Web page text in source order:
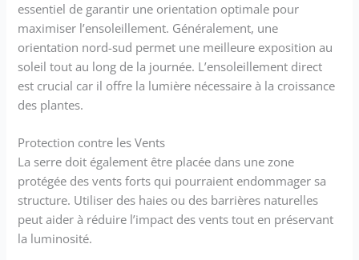
essentiel de garantir une orientation optimale pour
maximiser l’ensoleillement. Généralement, une
orientation nord-sud permet une meilleure exposition au
soleil tout au long de la journée. L’ensoleillement direct
est crucial car il offre la lumière nécessaire à la croissance
des plantes.
Protection contre les Vents
La serre doit également être placée dans une zone
protégée des vents forts qui pourraient endommager sa
structure. Utiliser des haies ou des barrières naturelles
peut aider à réduire l’impact des vents tout en préservant
la luminosité.